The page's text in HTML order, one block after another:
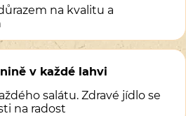
na kvalitu a
v každé lahvi
salátu. Zdravé jídlo se
na radost